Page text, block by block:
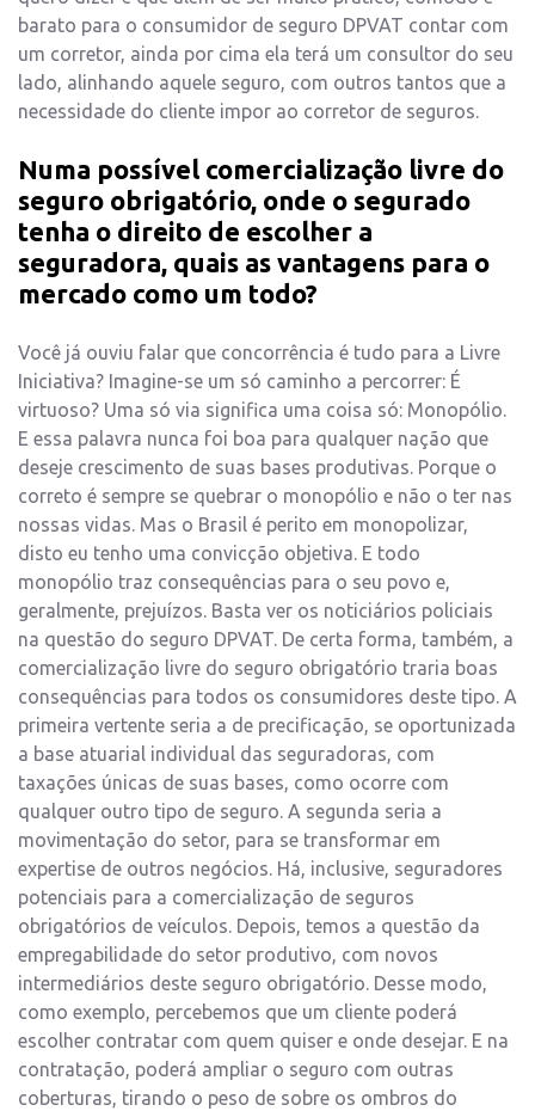
barato para o consumidor de seguro DPVAT contar com
um corretor, ainda por cima ela terá um consultor do seu
lado, alinhando aquele seguro, com outros tantos que a
necessidade do cliente impor ao corretor de seguros.
Numa possível comercialização livre do
seguro obrigatório, onde o segurado
tenha o direito de escolher a
seguradora, quais as vantagens para o
mercado como um todo?
Você já ouviu falar que concorrência é tudo para a Livre
Iniciativa? Imagine-se um só caminho a percorrer: É
virtuoso? Uma só via significa uma coisa só: Monopólio.
E essa palavra nunca foi boa para qualquer nação que
deseje crescimento de suas bases produtivas. Porque o
correto é sempre se quebrar o monopólio e não o ter nas
nossas vidas. Mas o Brasil é perito em monopolizar,
disto eu tenho uma convicção objetiva. E todo
monopólio traz consequências para o seu povo e,
geralmente, prejuízos. Basta ver os noticiários policiais
na questão do seguro DPVAT. De certa forma, também, a
comercialização livre do seguro obrigatório traria boas
consequências para todos os consumidores deste tipo. A
primeira vertente seria a de precificação, se oportunizada
a base atuarial individual das seguradoras, com
taxações únicas de suas bases, como ocorre com
qualquer outro tipo de seguro. A segunda seria a
movimentação do setor, para se transformar em
expertise de outros negócios. Há, inclusive, seguradores
potenciais para a comercialização de seguros
obrigatórios de veículos. Depois, temos a questão da
empregabilidade do setor produtivo, com novos
intermediários deste seguro obrigatório. Desse modo,
como exemplo, percebemos que um cliente poderá
escolher contratar com quem quiser e onde desejar. E na
contratação, poderá ampliar o seguro com outras
coberturas, tirando o peso de sobre os ombros do